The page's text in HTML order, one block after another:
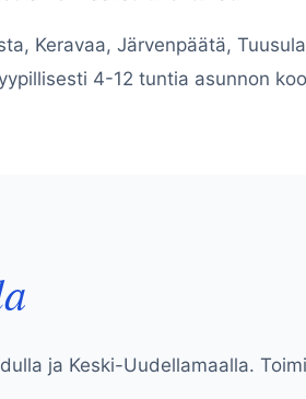
Keravaa, Järvenpäätä,
4-12 tuntia asunnon
ja Keski-Uudellamaalla.